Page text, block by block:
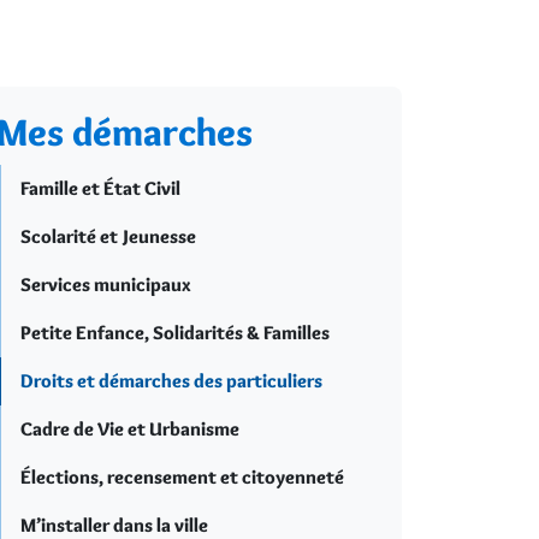
démarches
Famille et État Civil
Scolarité et Jeunesse
Services municipaux
Petite Enfance, Solidarités & Familles
Droits et démarches des particuliers
Cadre de Vie et Urbanisme
Élections, recensement et citoyenneté
M’installer dans la ville